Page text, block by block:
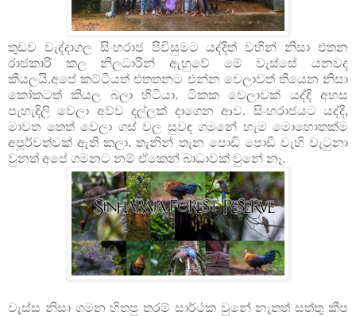
තුඩව වැද්දාගල සිංහරාජ පිවිසුමට යද්දිත් වහින් නිසා එතන
රාජකාරි කල නිලධාරින් ඇහුවේ මේ වැස්සේ යනවද
කෝකටත් කියල බලා හිටියා. ටිකක වෙලාවක් යද්දි අහස
පැහැදිලි වෙලා අව්ව දල්ලක් දාගෙන ආව. සිංහරාජයට යද්දී,
මාවත තෙත් වෙලා ගස් වල සුවඳ ගමනේ හැම මොහොතක්ම
අපූර්වත්වක් ඇති කලා. තැනින් තැන පොඩි පොඩි වැහි වැටුනා
වුනත් අපේ ගමනට නම් ඒකෙන් බාධාවක් වුනේ නෑ.
වැස්ස නිසා ගමන හිතපු තරම් සාර්ථක වුනේ නැතත් සත්තු කීප